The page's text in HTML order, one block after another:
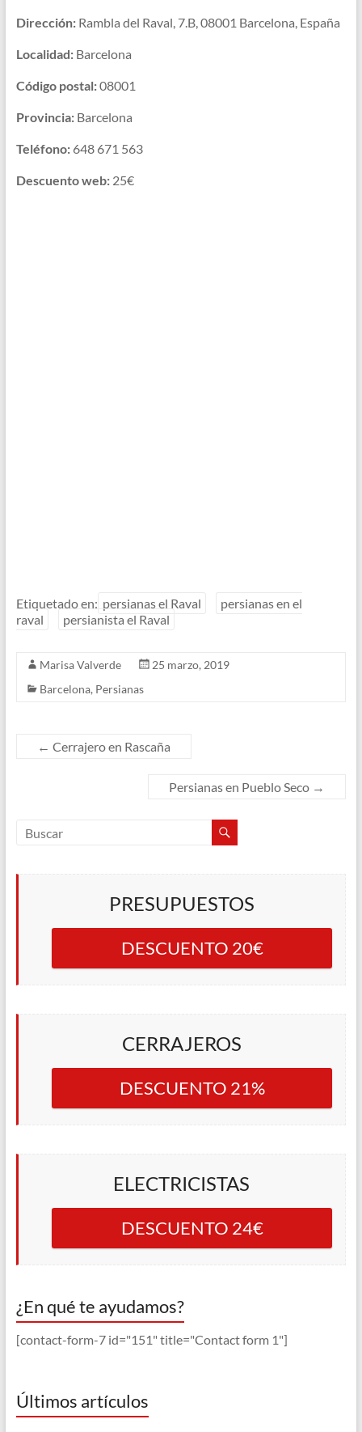
Dirección:Rambla del Raval, 7.B, 08001 Barcelona, España
Localidad:Barcelona
Código postal:08001
Provincia:Barcelona
Teléfono:648 671 563
Descuento web:25€
Etiquetado en: persianas el Raval
persianas en el
raval
persianista el Raval
Marisa Valverde
25 marzo, 2019
Barcelona, Persianas
← Cerrajero en Rascaña
Persianas en Pueblo Seco →
PRESUPUESTOS
DESCUENTO 20€
CERRAJEROS
DESCUENTO 21%
ELECTRICISTAS
DESCUENTO 24€
¿En qué te ayudamos?
[contact-form-7 id="151" title="Contact form 1"]
Últimos artículos